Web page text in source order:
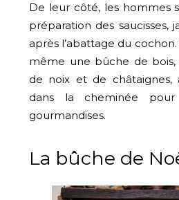
De leur côté, les hommes
préparation des saucisses,
après l’abattage du
même une bûche de bois,
de noix et de châtaignes,
dans la cheminée
gourmandises.
La bûche de